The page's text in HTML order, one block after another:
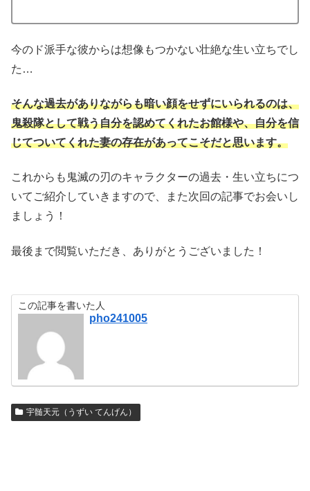
今のド派手な彼からは想像もつかない壮絶な生い立ちでし
た…
そんな過去がありながらも暗い顔をせずにいられるのは、
鬼殺隊として戦う自分を認めてくれたお館様や、自分を信
じてついてくれた妻の存在があってこそだと思います。
これからも鬼滅の刃のキャラクターの過去・生い立ちにつ
いてご紹介していきますので、また次回の記事でお会いし
ましょう！
最後まで閲覧いただき、ありがとうございました！
この記事を書いた人
pho241005
宇髄天元（うずい てんげん）